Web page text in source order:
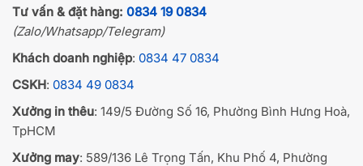
Tư vấn & đặt hàng: 0834 19 0834
(Zalo/Whatsapp/Telegram)
Khách doanh nghiệp: 0834 47 0834
CSKH: 0834 49 0834
Xưởng in thêu: 149/5 Đường Số 16, Phường Bình Hưng Hoà,
TpHCM
Xưởng may: 589/136 Lê Trọng Tấn, Khu Phố 4, Phường